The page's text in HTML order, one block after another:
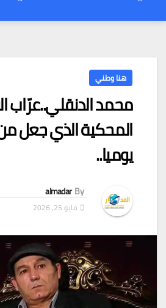
هنا وطني
محمد الدنقلي..عرّاب
المحكية الذي جعل
يوميا..
By
almadar
مايو 25, 2026